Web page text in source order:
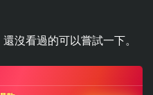
沒看過的可以嘗試一下。